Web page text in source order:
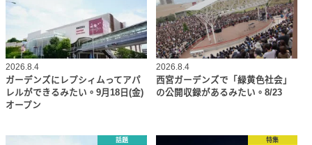
2026.8.4
ガーデンズにレプシィムってアパ
レルができるみたい。9月18日(金)
オープン
2026.8.4
西宮ガーデンズで「緑黄色社会」
の公開収録があるみたい。8/23
話題 特集